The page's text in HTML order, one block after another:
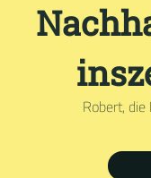
Robert,